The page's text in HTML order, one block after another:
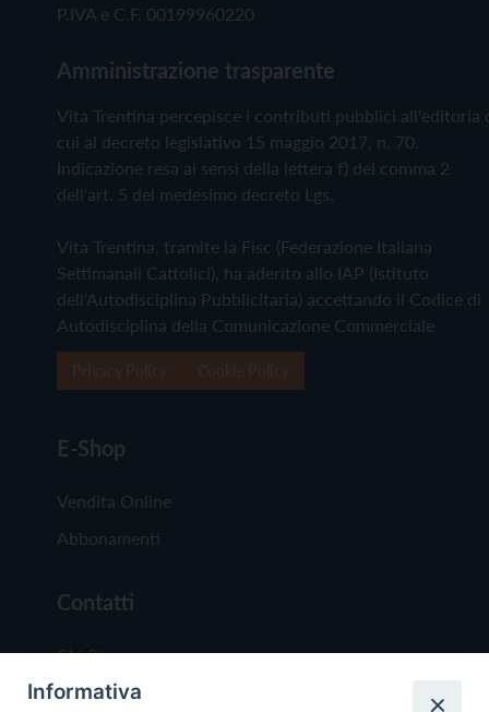
P.IVA e C.F. 00199960220
Amministrazione trasparente
Vita Trentina percepisce i contributi pubblici all'editoria
cui al decreto legislativo 15 maggio 2017, n. 70.
Indicazione resa ai sensi della lettera f) del comma 2
dell'art. 5 del medesimo decreto Lgs.
Vita Trentina, tramite la Fisc (Federazione Italiana
Settimanali Cattolici), ha aderito allo IAP (Istituto
dell'Autodisciplina Pubblicitaria) accettando il Codice di
Autodisciplina della Comunicazione Commerciale
E-Shop
Vendita Online
Abbonamenti
Contatti
Chi Siamo
Redazione
Informativa